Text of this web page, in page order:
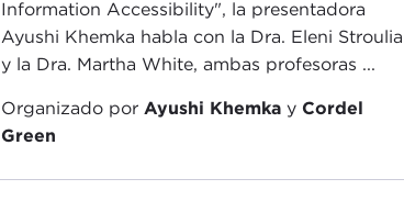
Information Accessibility", la presentadora
Ayushi Khemka habla con la Dra. Eleni Stroulia
y la Dra. Martha White, ambas profesoras ...
Organizado por Ayushi Khemkay Cordel
Green